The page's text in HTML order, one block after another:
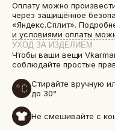
Оплату можно
через защищённое
«Яндекс.Сплит».
и условиями оплаты
УХОД ЗА ИЗДЕЛИЕМ
Чтобы ваши вещи
соблюдайте простые
Стирайте вручную
до 30°
Не смешивайте с